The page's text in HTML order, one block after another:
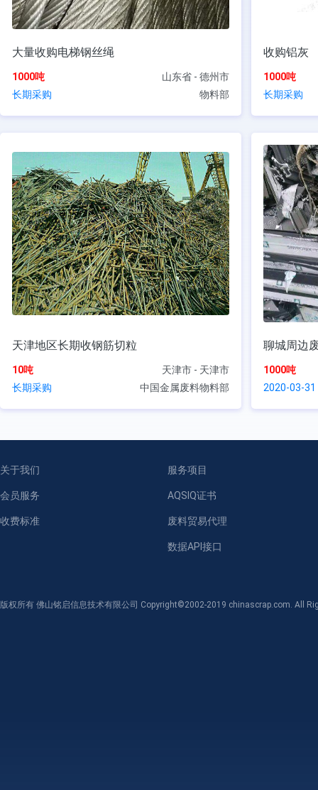
大量收购电梯钢丝绳
1000吨
山东省 - 德州市
长期采购
物料部
收购铝灰
1000吨
长期采购
天津地区长期收钢筋切粒
10吨
天津市 - 天津市
长期采购
中国金属废料物料部
聊城周边
1000吨
2020-03-31
关于我们
会员服务
收费标准
服务项目
AQSIQ证书
废料贸易代理
数据API接口
版权所有 佛山铭启信息技术有限公司 Copyright©2002-2019 chinascrap.com. All